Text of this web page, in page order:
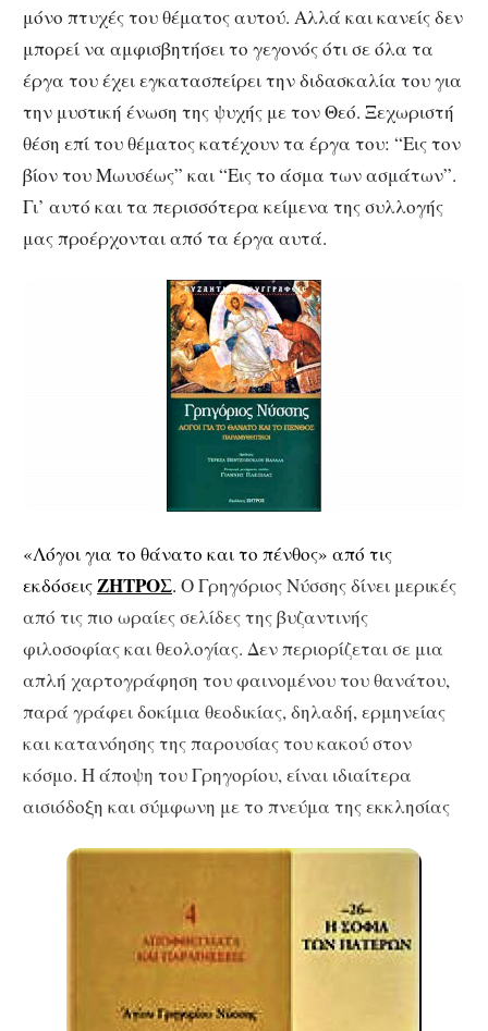
μόνο πτυχές του θέματος αυτού. Αλλά και κανείς δεν
μπορεί να αμφισβητήσει το γεγονός ότι σε όλα τα
έργα του έχει εγκατασπείρει την διδασκαλία του για
την μυστική ένωση της ψυχής με τον Θεό. Ξεχωριστή
θέση επί του θέματος κατέχουν τα έργα του: “Εις τον
βίον του Μωυσέως” και “Εις το άσμα των ασμάτων”.
Γι’ αυτό και τα περισσότερα κείμενα της συλλογής
μας προέρχονται από τα έργα αυτά.
«Λόγοι για το θάνατο και το πένθος» από τις
εκδόσειςΖΗΤΡΟΣ. Ο Γρηγόριος Νύσσης δίνει μερικές
από τις πιο ωραίες σελίδες της βυζαντινής
φιλοσοφίας και θεολογίας. Δεν περιορίζεται σε μια
απλή χαρτογράφηση του φαινομένου του θανάτου,
παρά γράφει δοκίμια θεοδικίας, δηλαδή, ερμηνείας
και κατανόησης της παρουσίας του κακού στον
κόσμο. Η άποψη του Γρηγορίου, είναι ιδιαίτερα
αισιόδοξη και σύμφωνη με το πνεύμα της εκκλησίας